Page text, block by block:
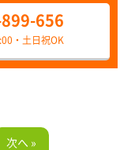
656
・土日祝OK
次へ »